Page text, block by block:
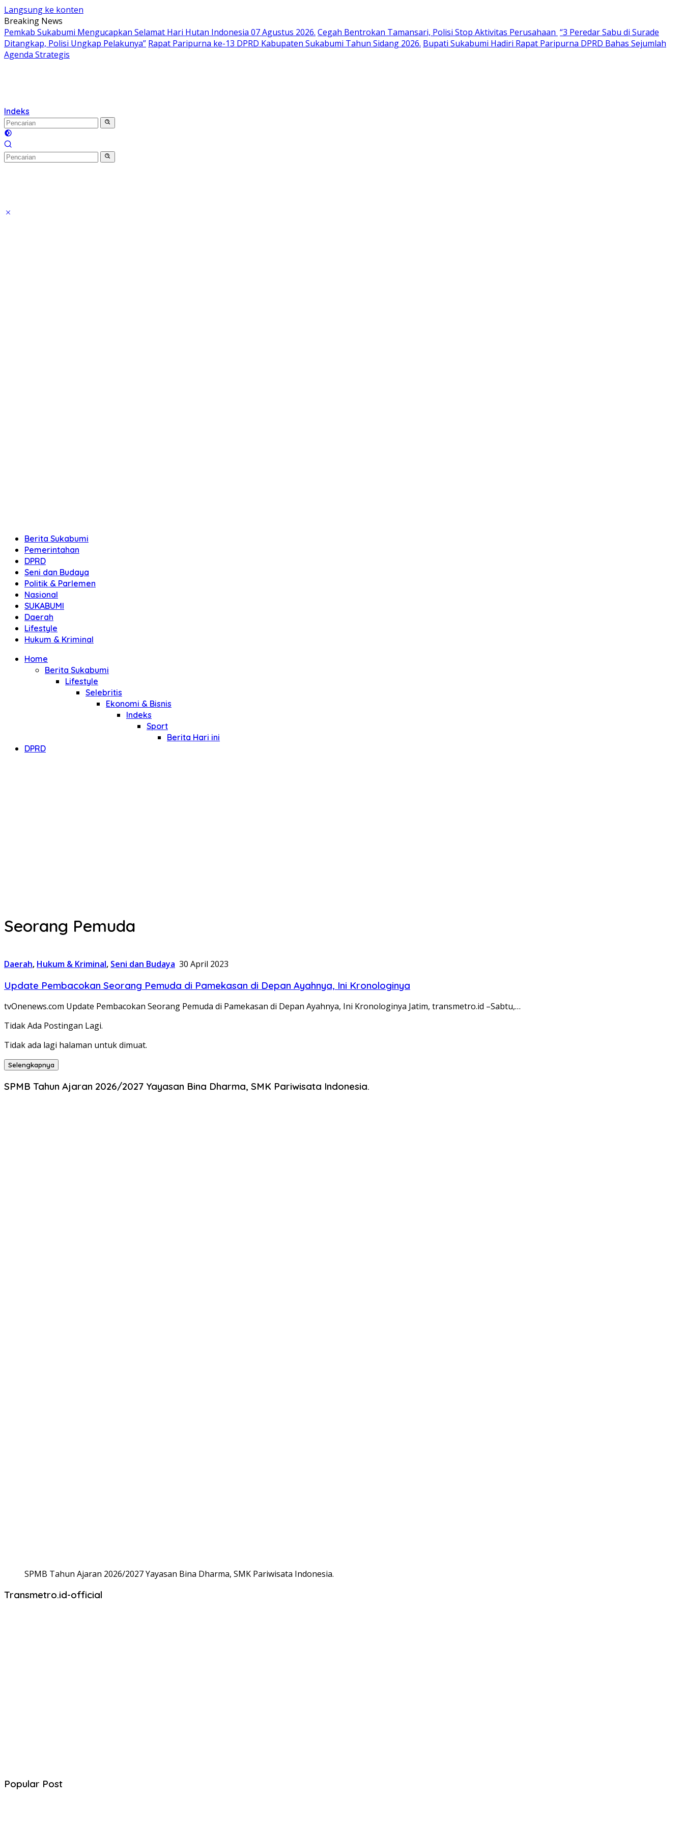
Langsung ke konten
Breaking News
Pemkab Sukabumi Mengucapkan Selamat Hari Hutan Indonesia 07 Agustus 2026. Cegah Bentrokan Tamansari, Polisi Stop Aktivitas Perusahaan “3 Peredar Sabu di Surade
Ditangkap, Polisi Ungkap Pelakunya” Rapat Paripurna ke-13 DPRD Kabupaten Sukabumi Tahun Sidang 2026. Bupati Sukabumi Hadiri Rapat Paripurna DPRD Bahas Sejumlah
Agenda Strategis
Indeks
Berita Sukabumi
Pemerintahan
DPRD
Seni dan Budaya
Politik & Parlemen
Nasional
SUKABUMI
Daerah
Lifestyle
Hukum & Kriminal
Home
Berita Sukabumi
Lifestyle
Selebritis
Ekonomi & Bisnis
Indeks
Sport
Berita Hari ini
DPRD
Seorang Pemuda
Daerah, Hukum & Kriminal, Seni dan Budaya 30 April 2023
Update Pembacokan Seorang Pemuda di Pamekasan di Depan Ayahnya, Ini Kronologinya
tvOnenews.com Update Pembacokan Seorang Pemuda di Pamekasan di Depan Ayahnya, Ini Kronologinya Jatim, transmetro.id –Sabtu,…
Tidak Ada Postingan Lagi.
Tidak ada lagi halaman untuk dimuat.
Selengkapnya
SPMB Tahun Ajaran 2026/2027 Yayasan Bina Dharma, SMK Pariwisata Indonesia.
SPMB Tahun Ajaran 2026/2027 Yayasan Bina Dharma, SMK Pariwisata Indonesia.
Transmetro.id-official
Popular Post